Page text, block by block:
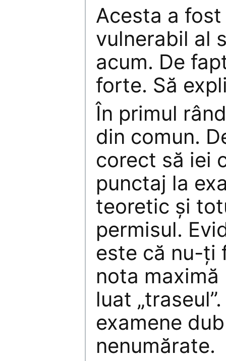
Acesta a
vulnerabil al
acum. De
forte. Să
În primul
din comun.
corect să iei
punctaj la
teoretic şi
permisul.
este că nu-ţi
nota maximă
luat
examene
nenumărate.